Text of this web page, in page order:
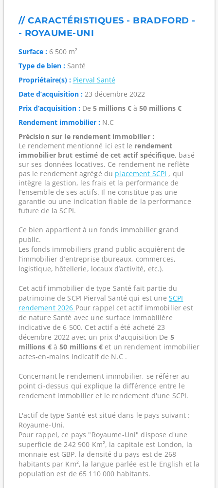
// CARACTÉRISTIQUES - BRADFORD -
- ROYAUME-UNI
Surface :6 500 m²
Type de bien :Santé
Propriétaire(s) : Pierval Santé
Date d’acquisition :23 décembre 2022
Prix d’acquisition :De 5 millions €à 50 millions €
Rendement immobilier :N.C
Précision sur le rendement immobilier :
Le rendement mentionné ici est le rendement
immobilier brut estimé de cet actif spécifique, basé
sur ses données locatives. Ce rendement ne reflète
pas le rendement agrégé du placement SCPI , qui
intègre la gestion, les frais et la performance de
l’ensemble de ses actifs. Il ne constitue pas une
garantie ou une indication fiable de la performance
future de la SCPI.
Ce bien appartient à un fonds immobilier grand
public.
Les fonds immobiliers grand public acquièrent de
l’immobilier d’entreprise (bureaux, commerces,
logistique, hôtellerie, locaux d’activité, etc.).
Cet actif immobilier de type Santé fait partie du
patrimoine de SCPI Pierval Santé qui est une SCPI
rendement 2026 Pour rappel cet actif immobilier est
de nature Santé avec une surface immobilière
indicative de 6 500. Cet actif a été acheté 23
décembre 2022 avec un prix d'acquisition De 5
millions €à50 millions € et un rendement immobilier
actes-en-mains indicatif de N.C .
Concernant le rendement immobilier, se référer au
point ci-dessus qui explique la différence entre le
rendement immobilier et le rendement d'une SCPI.
L'actif de type Santé est situé dans le pays suivant :
Royaume-Uni.
Pour rappel, ce pays "Royaume-Uni" dispose d'une
superficie de 242 900 Km², la capitale est London, la
monnaie est GBP, la densité du pays est de 268
habitants par Km², la langue parlée est le English et la
population est de 65 110 000 habitants.